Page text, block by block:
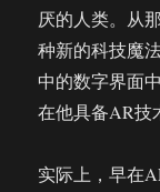
厌的人类。从
种新的科技魔
中的数字界面
在他具备AR技
实际上，早在